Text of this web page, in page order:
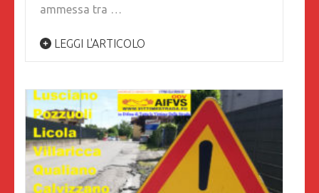
ammessa tra …
LEGGI L'ARTICOLO